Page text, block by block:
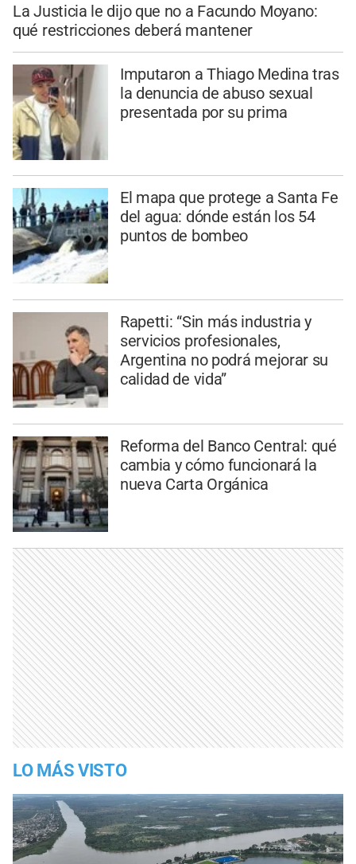
La Justicia le dijo que no a Facundo Moyano:
qué restricciones deberá mantener
Imputaron a Thiago Medina tras
la denuncia de abuso sexual
presentada por su prima
El mapa que protege a Santa Fe
del agua: dónde están los 54
puntos de bombeo
Rapetti: “Sin más industria y
servicios profesionales,
Argentina no podrá mejorar su
calidad de vida”
Reforma del Banco Central: qué
cambia y cómo funcionará la
nueva Carta Orgánica
LO MÁS VISTO